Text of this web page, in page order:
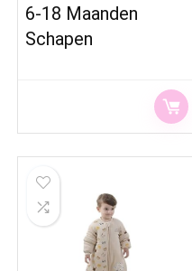
6-18 Maanden
Schapen